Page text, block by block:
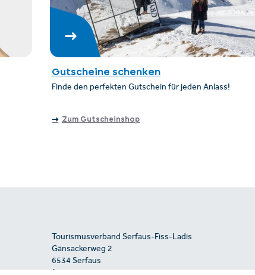
Gutscheine schenken
Finde den perfekten Gutschein für jeden Anlass!
Zum Gutscheinshop
Tourismusverband Serfaus-Fiss-Ladis
Gänsackerweg 2
6534 Serfaus